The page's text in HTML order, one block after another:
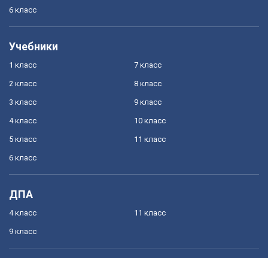
6 класс
Учебники
1 класс
2 класс
3 класс
4 класс
5 класс
6 класс
7 класс
8 класс
9 класс
10 класс
11 класс
ДПА
4 класс
9 класс
11 класс